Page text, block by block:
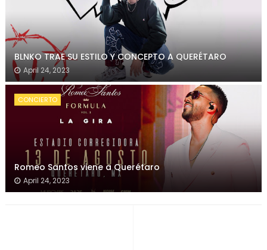
BLNKO TRAE SU ESTILO Y CONCEPTO A QUERÉTARO
April 24, 2023
CONCIERTO
Romeo Santos viene a Querétaro
April 24, 2023